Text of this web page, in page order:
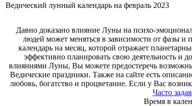
Ведический лунный календарь на февраль 2023
Давно доказано влияние Луны на психо-
людей может меняться в зависимости от фазы
календарь на месяц, которой отражает
эффективно планировать свою деятельность и
влияниями Луны, Вы можете предостеречь
Ведические праздники. Также на сайте есть
любовь, богатство и процветание. Если у Вас
Часто
Время в